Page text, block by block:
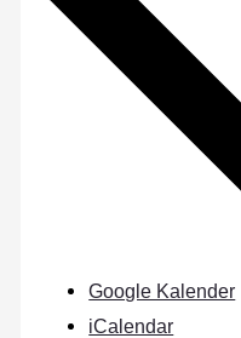
Google Kalender
iCalendar